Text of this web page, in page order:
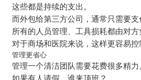
这些都是持续的支出。
而外包给第三方公司，通常只需要支
所有的人员管理、工具损耗都由对方
对于商场和医院来说，这样更容易控
管理更省心
管理一个清洁团队需要花费很多精力。
如果有人请假，谁来顶班？